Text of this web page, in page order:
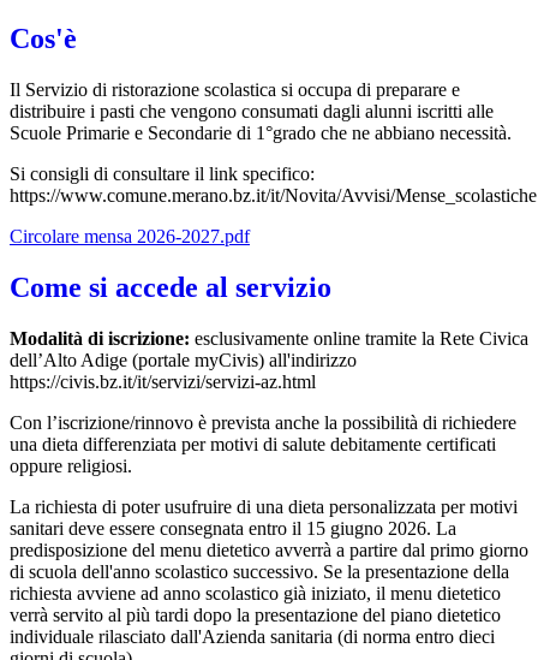
Cos'è
Il Servizio di ristorazione scolastica si occupa di preparare e
distribuire i pasti che vengono consumati dagli alunni iscritti alle
Scuole Primarie e Secondarie di 1°grado che ne abbiano necessità.
Si consigli di consultare il link specifico:
https://www.comune.merano.bz.it/it/Novita/Avvisi/Mense_scolastiche
Circolare mensa 2026-2027.pdf
Come si accede al servizio
Modalità di iscrizione: esclusivamente online tramite la Rete Civica
dell’Alto Adige (portale myCivis) all'indirizzo
https://civis.bz.it/it/servizi/servizi-az.html
Con l’iscrizione/rinnovo è prevista anche la possibilità di richiedere
una dieta differenziata per motivi di salute debitamente certificati
oppure religiosi.
La richiesta di poter usufruire di una dieta personalizzata per motivi
sanitari deve essere consegnata entro il 15 giugno 2026. La
predisposizione del menu dietetico avverrà a partire dal primo giorno
di scuola dell'anno scolastico successivo. Se la presentazione della
richiesta avviene ad anno scolastico già iniziato, il menu dietetico
verrà servito al più tardi dopo la presentazione del piano dietetico
individuale rilasciato dall'Azienda sanitaria (di norma entro dieci